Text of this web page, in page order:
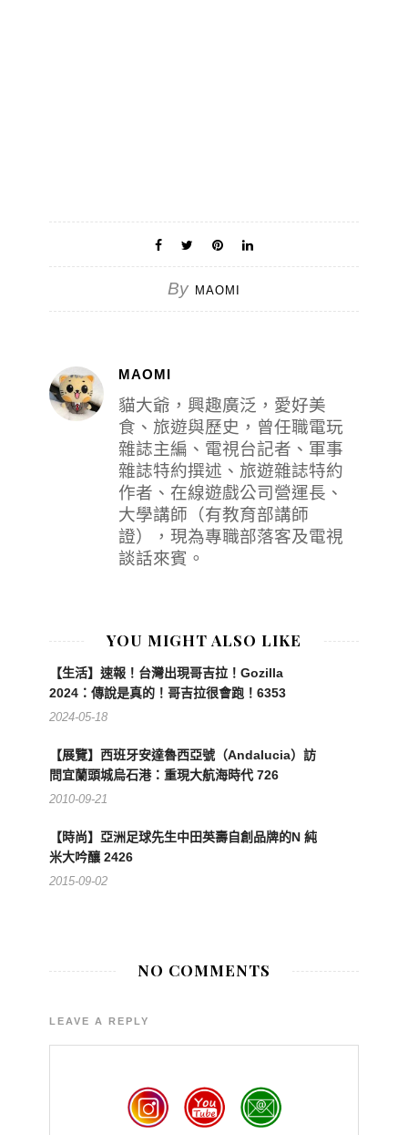
By MAOMI
MAOMI
貓大爺，興趣廣泛，愛好美
食、旅遊與歷史，曾任職電玩
雜誌主編、電視台記者、軍事
雜誌特約撰述、旅遊雜誌特約
作者、在線遊戲公司營運長、
大學講師（有教育部講師
證），現為專職部落客及電視
談話來賓。
YOU MIGHT ALSO LIKE
【生活】速報！台灣出現哥吉拉！Gozilla
2024：傳說是真的！哥吉拉很會跑！6353
2024-05-18
【展覽】西班牙安達魯西亞號（Andalucia）訪
問宜蘭頭城烏石港：重現大航海時代 726
2010-09-21
【時尚】亞洲足球先生中田英壽自創品牌的N 純
米大吟釀 2426
2015-09-02
NO COMMENTS
LEAVE A REPLY